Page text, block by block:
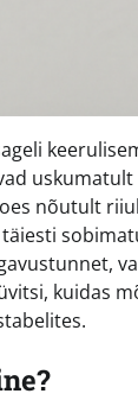
nõutult
kuidas